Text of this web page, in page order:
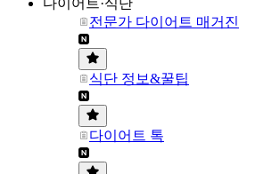
다이어트·식단
전문가 다이어트 매거진
식단 정보&꿀팁
다이어트 톡